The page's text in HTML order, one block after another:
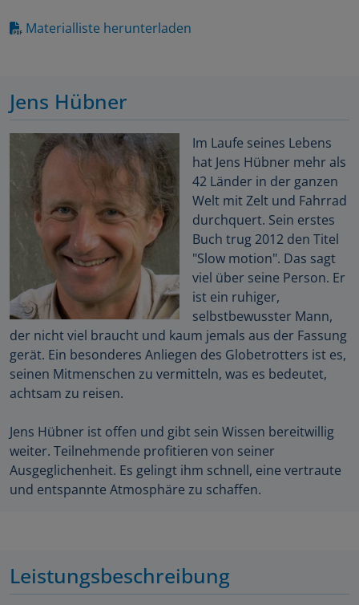
Materialliste herunterladen
Jens Hübner
Im Laufe seines Lebens
hat Jens Hübner mehr als
42 Länder in der ganzen
Welt mit Zelt und Fahrrad
durchquert. Sein erstes
Buch trug 2012 den Titel
"Slow motion". Das sagt
viel über seine Person. Er
ist ein ruhiger,
selbstbewusster Mann,
der nicht viel braucht und kaum jemals aus der Fassung
gerät. Ein besonderes Anliegen des Globetrotters ist es,
seinen Mitmenschen zu vermitteln, was es bedeutet,
achtsam zu reisen.
Jens Hübner ist offen und gibt sein Wissen bereitwillig
weiter. Teilnehmende profitieren von seiner
Ausgeglichenheit. Es gelingt ihm schnell, eine vertraute
und entspannte Atmosphäre zu schaffen.
Leistungsbeschreibung